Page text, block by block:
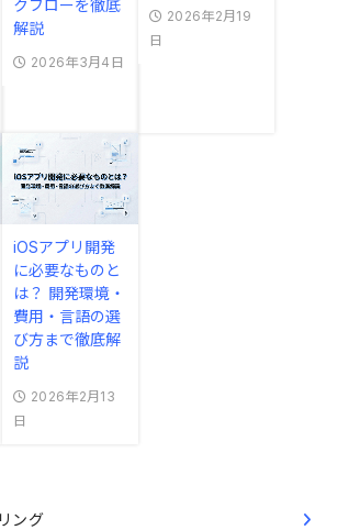
クフローを徹底
解説
2026年3月4日
2026年2月19
日
iOSアプリ開発
に必要なものと
は？ 開発環境・
費用・言語の選
び方まで徹底解
説
2026年2月13
日
ング